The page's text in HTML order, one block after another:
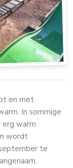
en met
In sommige
erg warm
wordt
te